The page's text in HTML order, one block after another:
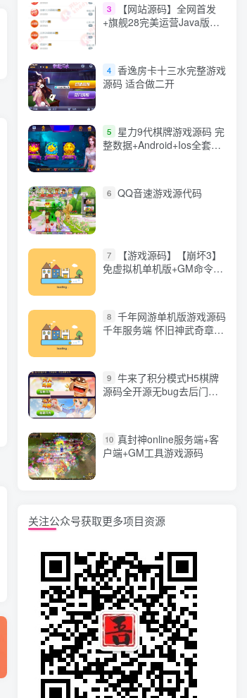
3
【网站源码】全网首发
+旗舰28完美运营Java版高
4 香逸房卡十三水完整游戏
源码 适合做二开
5
星力9代棋牌游戏源码 完
整数据+Android+Ios全套
6 QQ音速游戏源代码
7
【游戏源码】【崩坏3】
免虚拟机单机版+GM命令
8 千年网游单机版游戏源码
千年服务端 怀旧神武奇章一
9 牛来了积分模式H5棋牌
源码全开源无bug去后门无
10 真封神online服务端+客
户端+GM工具游戏源码
关注公众号获取更多项目资源